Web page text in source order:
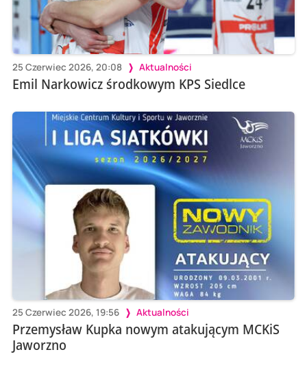
25 Czerwiec 2026, 20:08 Aktualności
Emil Narkowicz środkowym KPS Siedlce
25 Czerwiec 2026, 19:56 Aktualności
Przemysław Kupka nowym atakującym MCKiS
Jaworzno